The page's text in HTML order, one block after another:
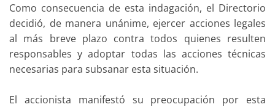
Como consecuencia de esta indagación, el Directorio
decidió, de manera unánime, ejercer acciones legales
al más breve plazo contra todos quienes resulten
responsables y adoptar todas las acciones técnicas
necesarias para subsanar esta situación.
El accionista manifestó su preocupación por esta